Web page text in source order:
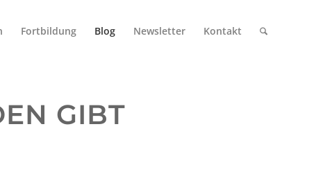
Fortbildung Blog Newsletter Kontakt
GIBT